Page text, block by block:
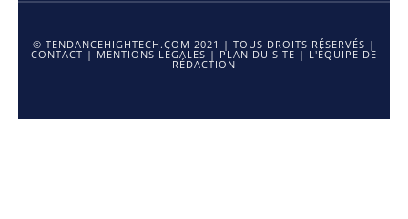
© TENDANCEHIGHTECH.COM 2021 | TOUS DROITS RÉSERVÉS |
CONTACT | MENTIONS LÉGALES | PLAN DU SITE | L'ÉQUIPE DE
RÉDACTION